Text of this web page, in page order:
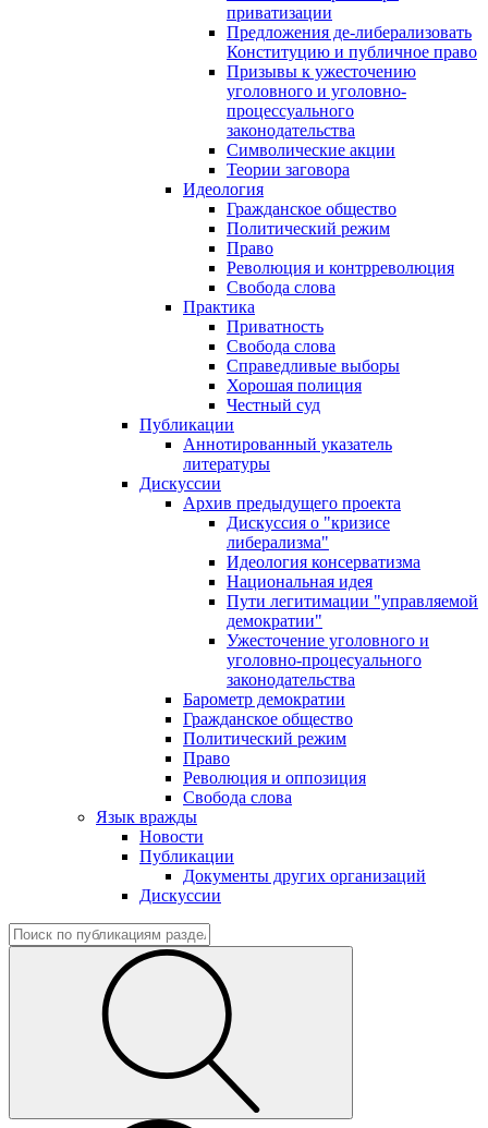
приватизации
Предложения де-либерализовать
Конституцию и публичное право
Призывы к ужесточению
уголовного и уголовно-
процессуального
законодательства
Символические акции
Теории заговора
Идеология
Гражданское общество
Политический режим
Право
Революция и контрреволюция
Свобода слова
Практика
Приватность
Свобода слова
Справедливые выборы
Хорошая полиция
Честный суд
Публикации
Аннотированный указатель
литературы
Дискуссии
Архив предыдущего проекта
Дискуссия о "кризисе
либерализма"
Идеология консерватизма
Национальная идея
Пути легитимации "управляемой
демократии"
Ужесточение уголовного и
уголовно-процесуального
законодательства
Барометр демократии
Гражданское общество
Политический режим
Право
Революция и оппозиция
Свобода слова
Язык вражды
Новости
Публикации
Документы других организаций
Дискуссии